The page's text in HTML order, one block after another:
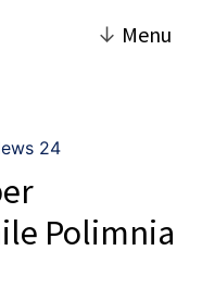
↓ Menu
24
Polimnia